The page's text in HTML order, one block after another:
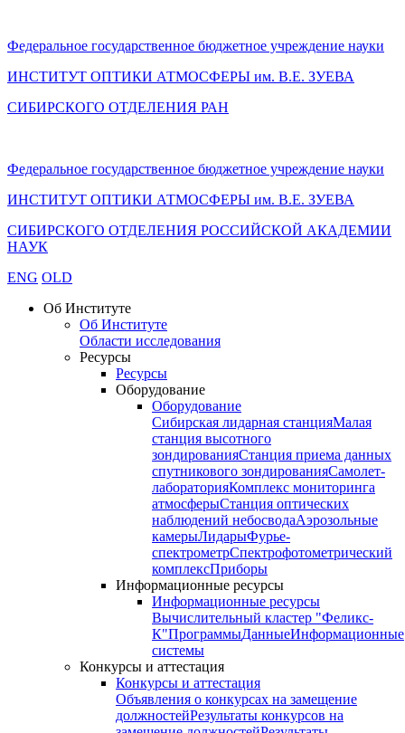
Федеральное государственное бюджетное учреждение науки
ИНСТИТУТ ОПТИКИ АТМОСФЕРЫ им. В.Е. ЗУЕВА
СИБИРСКОГО ОТДЕЛЕНИЯ РАН
Федеральное государственное бюджетное учреждение науки
ИНСТИТУТ ОПТИКИ АТМОСФЕРЫ им. В.Е. ЗУЕВА
СИБИРСКОГО ОТДЕЛЕНИЯ РОССИЙСКОЙ АКАДЕМИИ
НАУК
ENG OLD
Об Институте
Об Институте
Области исследования
Ресурсы
Ресурсы
Оборудование
Оборудование
Сибирская лидарная станцияМалая
станция высотного
зондированияСтанция приема данных
спутникового зондированияСамолет-
лабораторияКомплекс мониторинга
атмосферыСтанция оптических
наблюдений небосводаАэрозольные
камерыЛидарыФурье-
спектрометрСпектрофотометрический
комплексПриборы
Информационные ресурсы
Информационные ресурсы
Вычислительный кластер "Феликс-
К"ПрограммыДанныеИнформационные
системы
Конкурсы и аттестация
Конкурсы и аттестация
Объявления о конкурсах на замещение
должностейРезультаты конкурсов на